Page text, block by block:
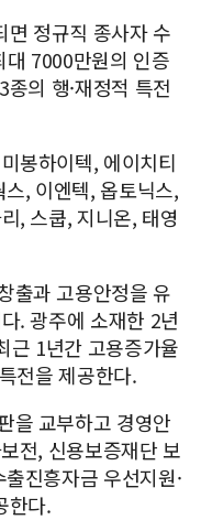
면 정규직 종사자 수
7000만원의 인증
의 행·재정적 특전
봉하이텍, 에이치티
, 이엔텍, 옵토닉스,
, 스쿱, 지니온, 태영
출과 고용안정을 유
. 광주에 소재한 2년
근 1년간 고용증가율
전을 제공한다.
을 교부하고 경영안
전, 신용보증재단 보
진흥자금 우선지원·
한다.